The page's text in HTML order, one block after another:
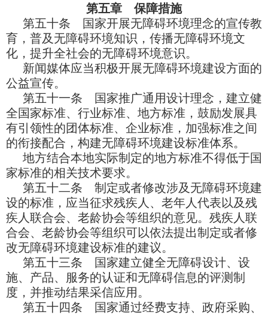
第五章 保障措施
第五十条 国家开展无障碍环境理念的宣传教
育，普及无障碍环境知识，传播无障碍环境文
化，提升全社会的无障碍环境意识。
新闻媒体应当积极开展无障碍环境建设方面的
公益宣传。
第五十一条 国家推广通用设计理念，建立健
全国家标准、行业标准、地方标准，鼓励发展具
有引领性的团体标准、企业标准，加强标准之间
的衔接配合，构建无障碍环境建设标准体系。
地方结合本地实际制定的地方标准不得低于国
家标准的相关技术要求。
第五十二条 制定或者修改涉及无障碍环境建
设的标准，应当征求残疾人、老年人代表以及残
疾人联合会、老龄协会等组织的意见。残疾人联
合会、老龄协会等组织可以依法提出制定或者修
改无障碍环境建设标准的建议。
第五十三条 国家建立健全无障碍设计、设
施、产品、服务的认证和无障碍信息的评测制
度，并推动结果采信应用。
第五十四条 国家通过经费支持、政府采购、